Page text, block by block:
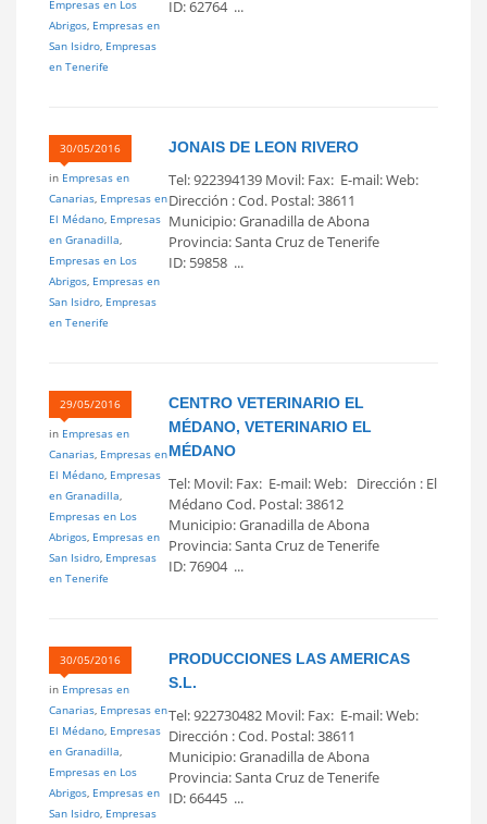
Empresas en Los
Abrigos, Empresas en
San Isidro, Empresas
en Tenerife
ID: 62764 ...
30/05/2016
in Empresas en
Canarias, Empresas en
El Médano, Empresas
en Granadilla,
Empresas en Los
Abrigos, Empresas en
San Isidro, Empresas
en Tenerife
JONAIS DE LEON RIVERO
Tel: 922394139 Movil: Fax: E-mail: Web:
Dirección : Cod. Postal: 38611
Municipio: Granadilla de Abona
Provincia: Santa Cruz de Tenerife
ID: 59858 ...
29/05/2016
in Empresas en
Canarias, Empresas en
El Médano, Empresas
en Granadilla,
Empresas en Los
Abrigos, Empresas en
San Isidro, Empresas
en Tenerife
CENTRO VETERINARIO EL
MÉDANO, VETERINARIO EL
MÉDANO
Tel: Movil: Fax: E-mail: Web: Dirección : El
Médano Cod. Postal: 38612
Municipio: Granadilla de Abona
Provincia: Santa Cruz de Tenerife
ID: 76904 ...
30/05/2016
in Empresas en
Canarias, Empresas en
El Médano, Empresas
en Granadilla,
Empresas en Los
Abrigos, Empresas en
San Isidro, Empresas
PRODUCCIONES LAS AMERICAS
S.L.
Tel: 922730482 Movil: Fax: E-mail: Web:
Dirección : Cod. Postal: 38611
Municipio: Granadilla de Abona
Provincia: Santa Cruz de Tenerife
ID: 66445 ...